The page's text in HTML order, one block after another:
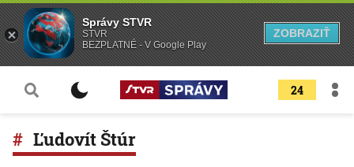
24
Ľudovít Štúr
Správy STVR
STVR
BEZPLATNÉ - V Google Play
ZOBRAZIŤ